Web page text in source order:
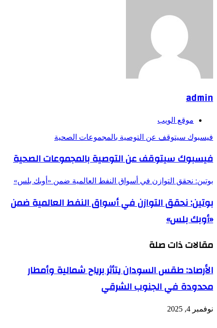
admin
موقع الويب
فيسبوك سيتوقف عن التوصية بالمجموعات الصحية
فيسبوك سيتوقف عن التوصية بالمجموعات الصحية
بوتين: نحقق التوازن في أسواق النفط العالمية ضمن «أوبك بلس»
بوتين: نحقق التوازن في أسواق النفط العالمية ضمن
«أوبك بلس»
مقالات ذات صلة
الأرصاد: طقس السودان يتأثر برياح شمالية وأمطار
محدودة في الجنوب الشرقي
نوفمبر 4, 2025